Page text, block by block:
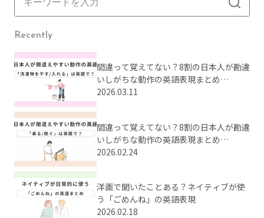
Recently
間違って覚えてない？8割の日本人が勘違
いしがちな動作の英語表現まとめ
【Part2】
2026.03.11
間違って覚えてない？8割の日本人が勘違
いしがちな動作の英語表現まとめ
【Part1】
2026.02.24
洋画で聞いたことある？ネイティブが使
う「ごめんね」の英語表現
2026.02.18